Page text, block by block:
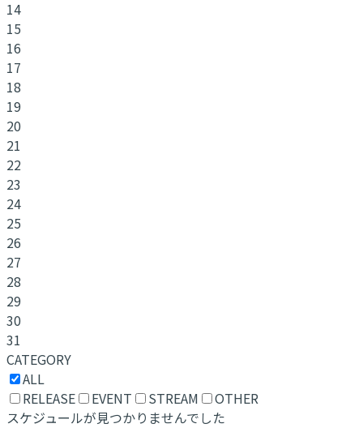
14
15
16
17
18
19
20
21
22
23
24
25
26
27
28
29
30
31
CATEGORY
ALL
RELEASE
EVENT STREAM
OTHER
スケジュールが見つかりませんでした